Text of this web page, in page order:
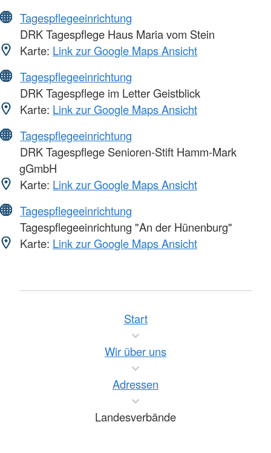
Tagespflegeeinrichtung
DRK Tagespflege Haus Maria vom Stein
Karte: Link zur Google Maps Ansicht
Tagespflegeeinrichtung
DRK Tagespflege im Letter Geistblick
Karte: Link zur Google Maps Ansicht
Tagespflegeeinrichtung
DRK Tagespflege Senioren-Stift Hamm-Mark
gGmbH
Karte: Link zur Google Maps Ansicht
Tagespflegeeinrichtung
Tagespflegeeinrichtung "An der Hünenburg"
Karte: Link zur Google Maps Ansicht
Start
Wir über uns
Adressen
Landesverbände